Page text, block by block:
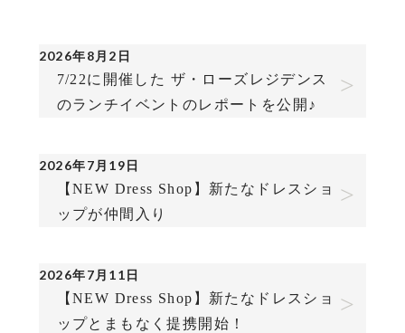
2026年8月2日
7/22に開催した ザ・ローズレジデンス
のランチイベントのレポートを公開♪
2026年7月19日
【NEW Dress Shop】新たなドレスショ
ップが仲間入り
2026年7月11日
【NEW Dress Shop】新たなドレスショ
ップとまもなく提携開始！